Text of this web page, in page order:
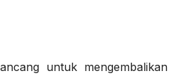
untuk mengembalikan